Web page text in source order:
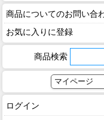
商品についてのお問い合
お気に入りに登録
商品検索
マイページ
ログイン